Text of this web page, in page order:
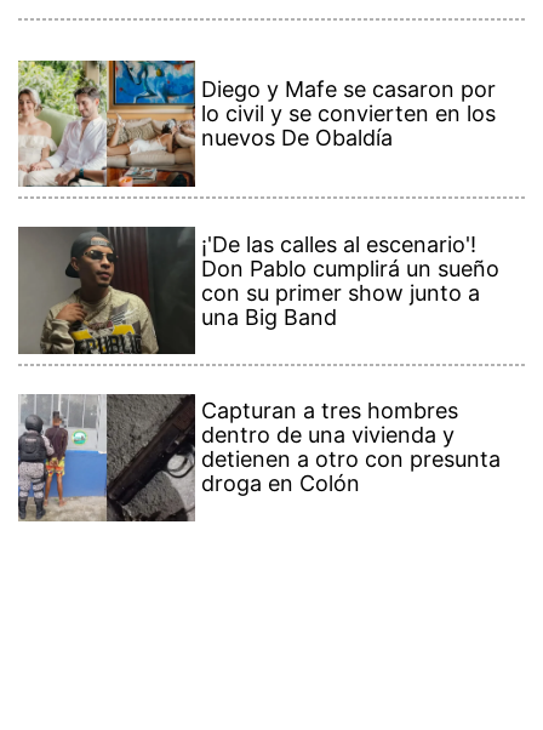
Diego y Mafe se casaron por
lo civil y se convierten en los
nuevos De Obaldía
¡'De las calles al escenario'!
Don Pablo cumplirá un sueño
con su primer show junto a
una Big Band
Capturan a tres hombres
dentro de una vivienda y
detienen a otro con presunta
droga en Colón